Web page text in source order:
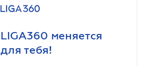
LIGA360 меняется
для тебя!